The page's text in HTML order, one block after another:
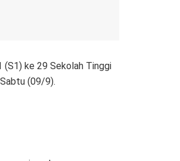
(S1) ke 29 Sekolah Tinggi
(09/9).